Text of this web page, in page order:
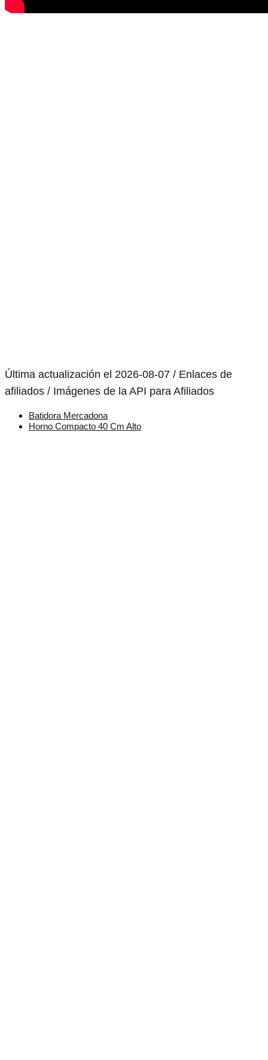
Última actualización el 2026-08-07 / Enlaces de
afiliados / Imágenes de la API para Afiliados
Batidora Mercadona
Horno Compacto 40 Cm Alto